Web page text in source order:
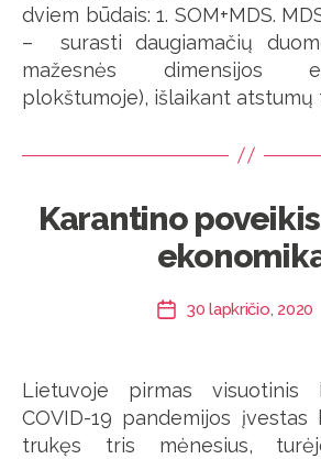
dviem būdais: 1. SOM+MDS.
– surasti daugiamačių
mažesnės dimensijos
plokštumoje), išlaikant atstumų
Karantino
Įrašo30 lapkričio, 2020
Lietuvoje pirmas visuotinis
COVID-19 pandemijos
trukęs tris mėnesius,